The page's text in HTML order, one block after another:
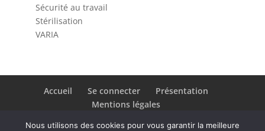
Sécurité au travail
Stérilisation
VARIA
Accueil Se connecter
Présentation
Mentions légales
Nous utilisons des cookies pour vous garantir la meilleure